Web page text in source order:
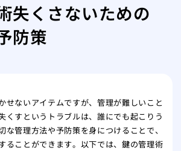
失くさないための
防策
せないアイテムですが、管理が難しいこと
くすというトラブルは、誰にでも起こりう
な管理方法や予防策を身につけることで、
ることができます。以下では、鍵の管理術